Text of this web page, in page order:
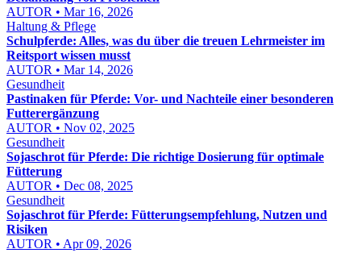
AUTOR • Mar 16, 2026
Haltung & Pflege
Schulpferde: Alles, was du über die treuen Lehrmeister im
Reitsport wissen musst
AUTOR • Mar 14, 2026
Gesundheit
Pastinaken für Pferde: Vor- und Nachteile einer besonderen
Futterergänzung
AUTOR • Nov 02, 2025
Gesundheit
Sojaschrot für Pferde: Die richtige Dosierung für optimale
Fütterung
AUTOR • Dec 08, 2025
Gesundheit
Sojaschrot für Pferde: Fütterungsempfehlung, Nutzen und
Risiken
AUTOR • Apr 09, 2026